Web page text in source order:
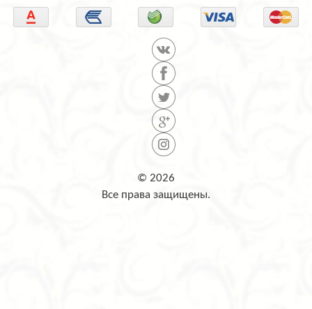
© 2026
Все права защищены.